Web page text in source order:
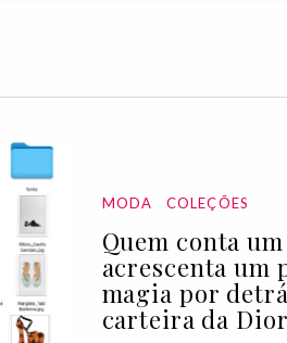
MODA COLEÇÕES
Quem conta
acrescenta um
magia por
carteira da Dior